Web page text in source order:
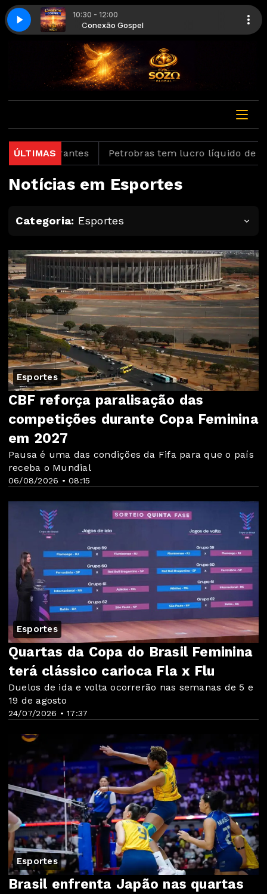
10:30 - 12:00
Conexão Gospel
Somos Sozo
ÚLTIMAS Petrobras tem lucro líquido de R$ 52,4
Notícias em Esportes
Categoria: Esportes
Esportes
06/08/2026 • 08:15
CBF reforça paralisação das
competições durante Copa Feminina
em 2027
Pausa é uma das condições da Fifa para que o país
receba o Mundial
Esportes
24/07/2026 • 17:37
Quartas da Copa do Brasil Feminina
terá clássico carioca Fla x Flu
Duelos de ida e volta ocorrerão nas semanas de 5 e
19 de agosto
Esportes
Brasil enfrenta Japão nas quartas